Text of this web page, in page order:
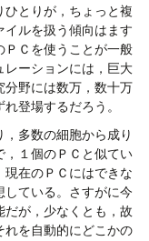
とりが，ちょっと複
ルを扱う傾向はます
ＰＣを使うことが一般
レーションには，巨大
分野には数万，数十万
登場するだろう。
多数の細胞から成り
，１個のＰＣと似てい
在のＰＣにはできな
ている。さすがに今
が，少なくとも，故
れを自動的にどこかの